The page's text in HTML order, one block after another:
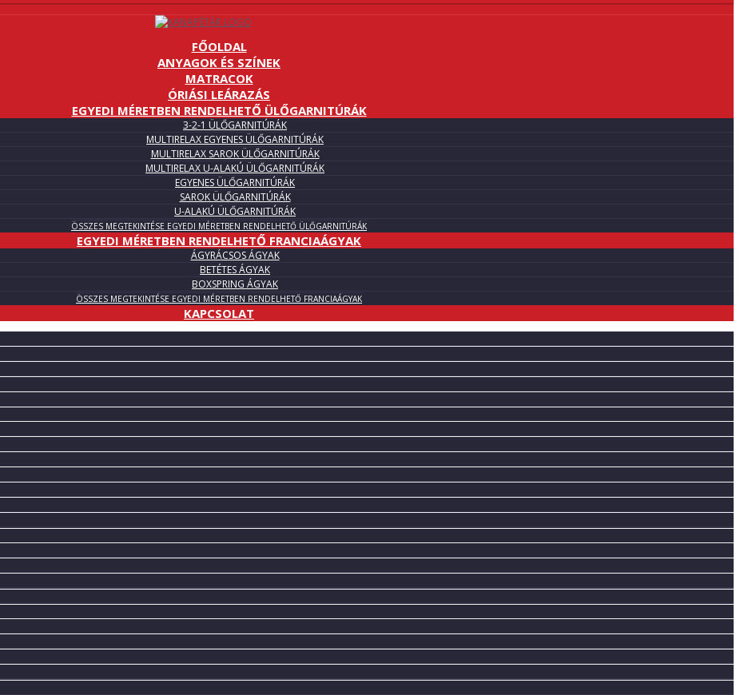
FŐOLDAL
ANYAGOK ÉS SZÍNEK
MATRACOK
ÓRIÁSI LEÁRAZÁS
EGYEDI MÉRETBEN RENDELHETŐ ÜLŐGARNITÚRÁK
3-2-1 ÜLŐGARNITÚRÁK
MULTIRELAX EGYENES ÜLŐGARNITÚRÁK
MULTIRELAX SAROK ÜLŐGARNITÚRÁK
MULTIRELAX U-ALAKÚ ÜLŐGARNITÚRÁK
EGYENES ÜLŐGARNITÚRÁK
SAROK ÜLŐGARNITÚRÁK
U-ALAKÚ ÜLŐGARNITÚRÁK
ÖSSZES MEGTEKINTÉSE EGYEDI MÉRETBEN RENDELHETŐ ÜLŐGARNITÚRÁK
EGYEDI MÉRETBEN RENDELHETŐ FRANCIAÁGYAK
ÁGYRÁCSOS ÁGYAK
BETÉTES ÁGYAK
BOXSPRING ÁGYAK
ÖSSZES MEGTEKINTÉSE EGYEDI MÉRETBEN RENDELHETŐ FRANCIAÁGYAK
KAPCSOLAT